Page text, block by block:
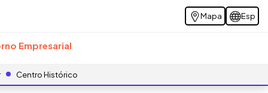
Mapa Esp
Empresarial
Centro Histórico